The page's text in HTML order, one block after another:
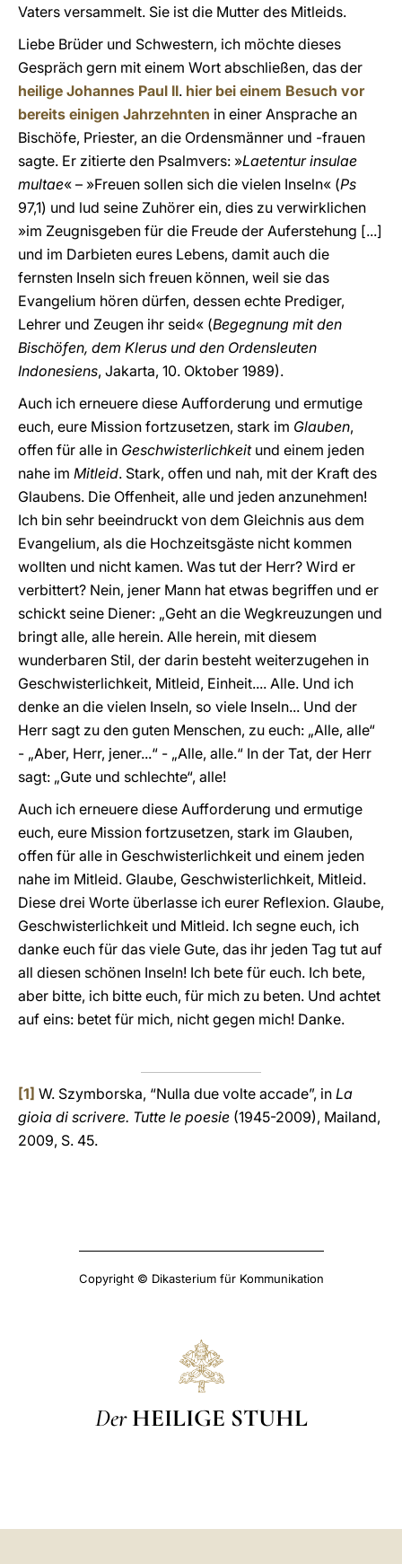
Vaters versammelt. Sie ist die Mutter des Mitleids.
Liebe Brüder und Schwestern, ich möchte dieses
Gespräch gern mit einem Wort abschließen, das der
heilige Johannes Paul II. hier bei einem Besuch vor
bereits einigen Jahrzehnten in einer Ansprache an
Bischöfe, Priester, an die Ordensmänner und -frauen
sagte. Er zitierte den Psalmvers: »Laetentur insulae
multae« – »Freuen sollen sich die vielen Inseln« (Ps
97,1) und lud seine Zuhörer ein, dies zu verwirklichen
»im Zeugnisgeben für die Freude der Auferstehung [...]
und im Darbieten eures Lebens, damit auch die
fernsten Inseln sich freuen können, weil sie das
Evangelium hören dürfen, dessen echte Prediger,
Lehrer und Zeugen ihr seid« (Begegnung mit den
Bischöfen, dem Klerus und den Ordensleuten
Indonesiens, Jakarta, 10. Oktober 1989).
Auch ich erneuere diese Aufforderung und ermutige
euch, eure Mission fortzusetzen, stark im Glauben,
offen für alle in Geschwisterlichkeitund einem jeden
nahe im Mitleid. Stark, offen und nah, mit der Kraft des
Glaubens. Die Offenheit, alle und jeden anzunehmen!
Ich bin sehr beeindruckt von dem Gleichnis aus dem
Evangelium, als die Hochzeitsgäste nicht kommen
wollten und nicht kamen. Was tut der Herr? Wird er
verbittert? Nein, jener Mann hat etwas begriffen und er
schickt seine Diener: „Geht an die Wegkreuzungen und
bringt alle, alle herein. Alle herein, mit diesem
wunderbaren Stil, der darin besteht weiterzugehen in
Geschwisterlichkeit, Mitleid, Einheit.... Alle. Und ich
denke an die vielen Inseln, so viele Inseln... Und der
Herr sagt zu den guten Menschen, zu euch: „Alle, alle“
- „Aber, Herr, jener...“ - „Alle, alle.“ In der Tat, der Herr
sagt: „Gute und schlechte“, alle!
Auch ich erneuere diese Aufforderung und ermutige
euch, eure Mission fortzusetzen, stark im Glauben,
offen für alle in Geschwisterlichkeit und einem jeden
nahe im Mitleid. Glaube, Geschwisterlichkeit, Mitleid.
Diese drei Worte überlasse ich eurer Reflexion. Glaube,
Geschwisterlichkeit und Mitleid. Ich segne euch, ich
danke euch für das viele Gute, das ihr jeden Tag tut auf
all diesen schönen Inseln! Ich bete für euch. Ich bete,
aber bitte, ich bitte euch, für mich zu beten. Und achtet
auf eins: betet für mich, nicht gegen mich! Danke.
[1] W. Szymborska, “Nulla due volte accade”, in La
gioia di scrivere. Tutte le poesie (1945-2009), Mailand,
2009, S. 45.
Copyright © Dikasterium für Kommunikation
Der HEILIGE STUHL